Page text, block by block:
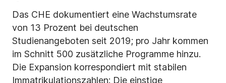
Das CHE dokumentiert eine Wachstumsrate
von 13 Prozent bei deutschen
Studienangeboten seit 2019; pro Jahr kommen
im Schnitt 500 zusätzliche Programme hinzu.
Die Expansion korrespondiert mit stabilen
Immatrikulationszahlen: Die einstige